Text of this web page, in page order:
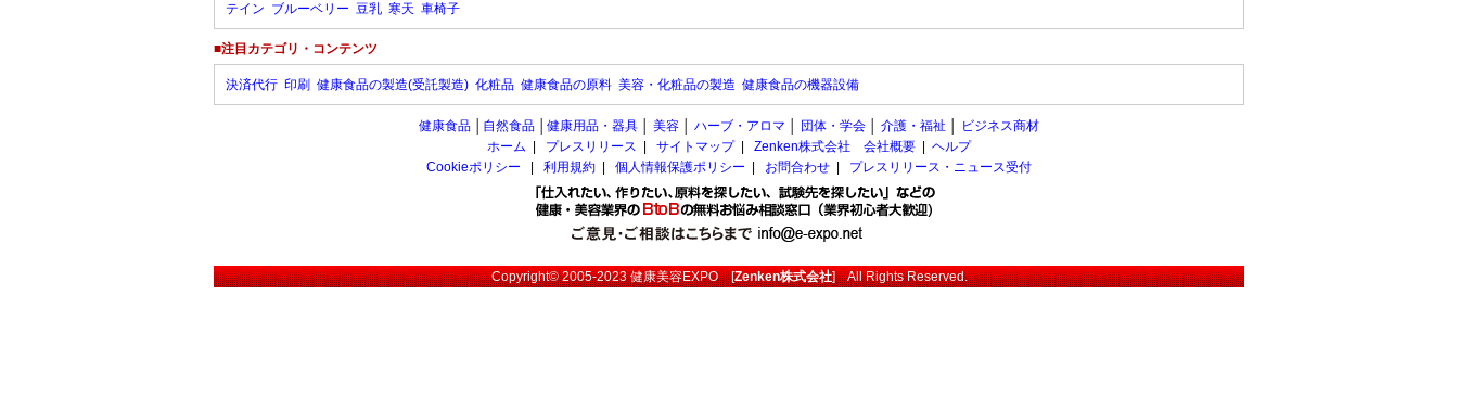
テイン ブルーベリー 豆乳 寒天 車椅子
■注目カテゴリ・コンテンツ
決済代行 印刷 健康食品の製造(受託製造) 化粧品 健康食品の原料 美容・化粧品の製造 健康食品の機器設備
健康食品 自然食品 健康用品・器具 美容 ハーブ・アロマ 団体・学会 介護・福祉
ビジネス商材
ホーム
プレスリリース サイトマップ| Zenken株式会社 会社概要
ヘルプ
Cookieポリシー
利用規約 個人情報保護ポリシー お問合わせ プレスリリース・ニュース受付
Copyright© 2005-2023健康美容EXPO[Zenken株式会社] All Rights Reserved.